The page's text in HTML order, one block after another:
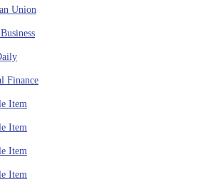
Union
Finance
Item
Item
Item
Item